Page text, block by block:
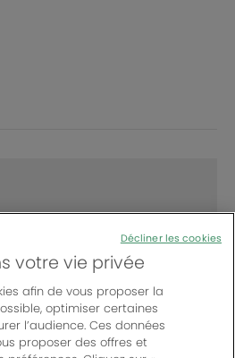
votre vie privée
afin de vous proposer la
optimiser certaines
l’audience. Ces données
proposer des offres et
Décliner les cookies